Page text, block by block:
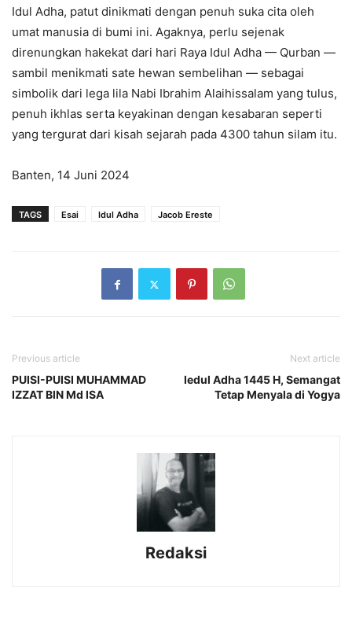
Idul Adha, patut dinikmati dengan penuh suka cita oleh
umat manusia di bumi ini. Agaknya, perlu sejenak
direnungkan hakekat dari hari Raya Idul Adha — Qurban —
sambil menikmati sate hewan sembelihan — sebagai
simbolik dari lega lila Nabi Ibrahim Alaihissalam yang tulus,
penuh ikhlas serta keyakinan dengan kesabaran seperti
yang tergurat dari kisah sejarah pada 4300 tahun silam itu.
Banten, 14 Juni 2024
TAGS Esai Idul Adha Jacob Ereste
Previous article
PUISI-PUISI MUHAMMAD
IZZAT BIN Md ISA
Next article
Iedul Adha 1445 H, Semangat
Tetap Menyala di Yogya
Redaksi